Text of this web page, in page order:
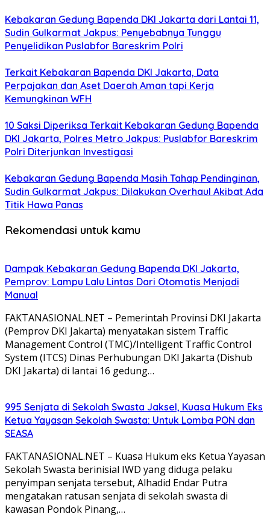
Kebakaran Gedung Bapenda DKI Jakarta dari Lantai 11,
Sudin Gulkarmat Jakpus: Penyebabnya Tunggu
Penyelidikan Puslabfor Bareskrim Polri
Terkait Kebakaran Bapenda DKI Jakarta, Data
Perpajakan dan Aset Daerah Aman tapi Kerja
Kemungkinan WFH
10 Saksi Diperiksa Terkait Kebakaran Gedung Bapenda
DKI Jakarta, Polres Metro Jakpus: Puslabfor Bareskrim
Polri Diterjunkan Investigasi
Kebakaran Gedung Bapenda Masih Tahap Pendinginan,
Sudin Gulkarmat Jakpus: Dilakukan Overhaul Akibat Ada
Titik Hawa Panas
Rekomendasi untuk kamu
Dampak Kebakaran Gedung Bapenda DKI Jakarta,
Pemprov: Lampu Lalu Lintas Dari Otomatis Menjadi
Manual
FAKTANASIONAL.NET – Pemerintah Provinsi DKI Jakarta
(Pemprov DKI Jakarta) menyatakan sistem Traffic
Management Control (TMC)/Intelligent Traffic Control
System (ITCS) Dinas Perhubungan DKI Jakarta (Dishub
DKI Jakarta) di lantai 16 gedung…
995 Senjata di Sekolah Swasta Jaksel, Kuasa Hukum Eks
Ketua Yayasan Sekolah Swasta: Untuk Lomba PON dan
SEASA
FAKTANASIONAL.NET – Kuasa Hukum eks Ketua Yayasan
Sekolah Swasta berinisial IWD yang diduga pelaku
penyimpan senjata tersebut, Alhadid Endar Putra
mengatakan ratusan senjata di sekolah swasta di
kawasan Pondok Pinang,…